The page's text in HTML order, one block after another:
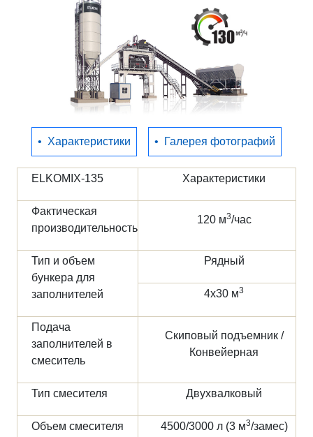
Полезное
Контакты
• Характеристики • Галерея фотографий
ELKOMIX-135 Характеристики
Фактическая
производительность
120 м3/час
Тип и объем
бункера для
заполнителей
Рядный
4х30 м3
Подача
заполнителей в
смеситель
Скиповый подъемник /
Конвейерная
Тип смесителя Двухвалковый
Объем смесителя 4500/3000 л (3 м3/замес)